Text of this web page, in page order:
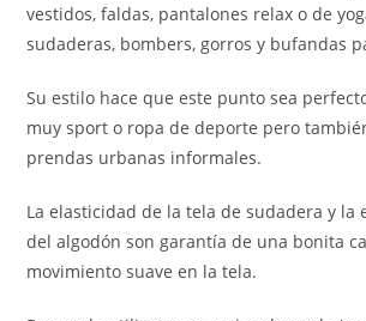
vestidos, faldas, pantalones relax o de
sudaderas, bombers, gorros y bufandas
Su estilo hace que este punto sea
muy sport o ropa de deporte pero
prendas urbanas informales.
La elasticidad de la tela de sudadera y la
del algodón son garantía de una bonita
movimiento suave en la tela.